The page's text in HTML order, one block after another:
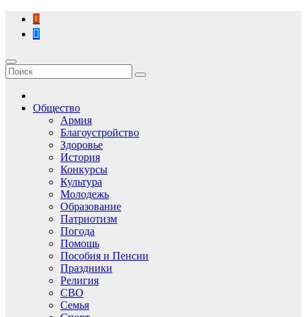
Перейти
содержимому
Общество
Армия
Благоустройство
Здоровье
История
Конкурсы
Культура
Молодежь
Образование
Патриотизм
Погода
Помощь
Пособия и Пенсии
Праздники
Религия
СВО
Семья